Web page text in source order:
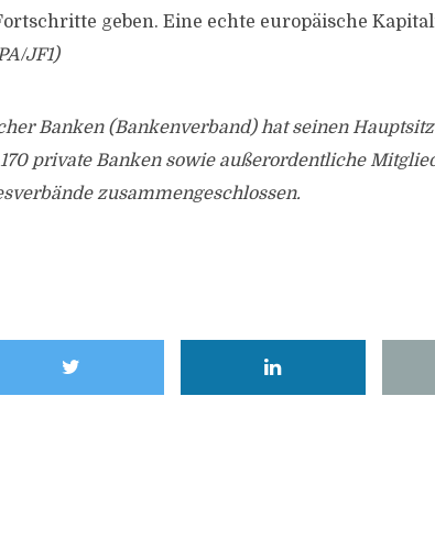
geben. Eine echte europäische
JF1)
Banken (Bankenverband) hat seinen
private Banken sowie außerordentliche
zusammengeschlossen.